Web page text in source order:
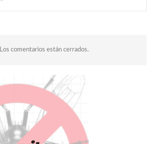
Los comentarios están cerrados.